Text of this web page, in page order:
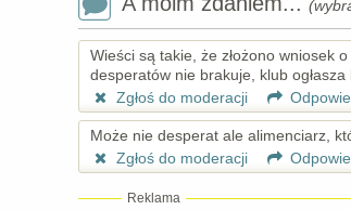
Wieści są takie, że złożono wniosek
desperatów nie brakuje, klub
Zgłoś do moderacji
Może nie desperat ale alimenciarz,
Zgłoś do moderacji
Reklama